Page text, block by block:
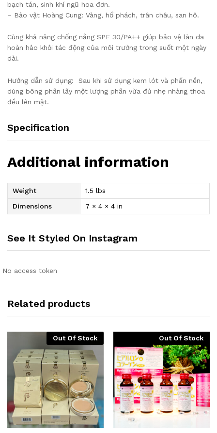
bạch tán, sinh khí ngũ hoa đơn.
– Bảo vật Hoàng Cung: Vàng, hổ phách, trân châu, san hô.
Cùng khả năng chống nắng SPF 30/PA++ giúp bảo vệ làn da
hoàn hảo khỏi tác động của môi trường trong suốt một ngày
dài.
Hướng dẫn sử dụng: Sau khi sử dụng kem lót và phấn nền,
dùng bông phấn lấy một lượng phấn vừa đủ nhẹ nhàng thoa
đều lên mặt.
Specification
Additional information
Weight
1.5 lbs
Dimensions
7 × 4 × 4 in
See It Styled On Instagram
No access token
Related products
Out Of Stock Out Of Stock